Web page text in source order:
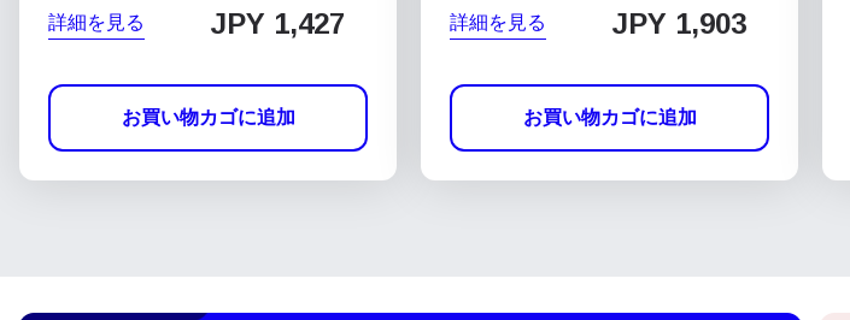
詳細を見る JPY 1,427
お買い物カゴに追加
詳細を見る JPY 1,903
お買い物カゴに追加